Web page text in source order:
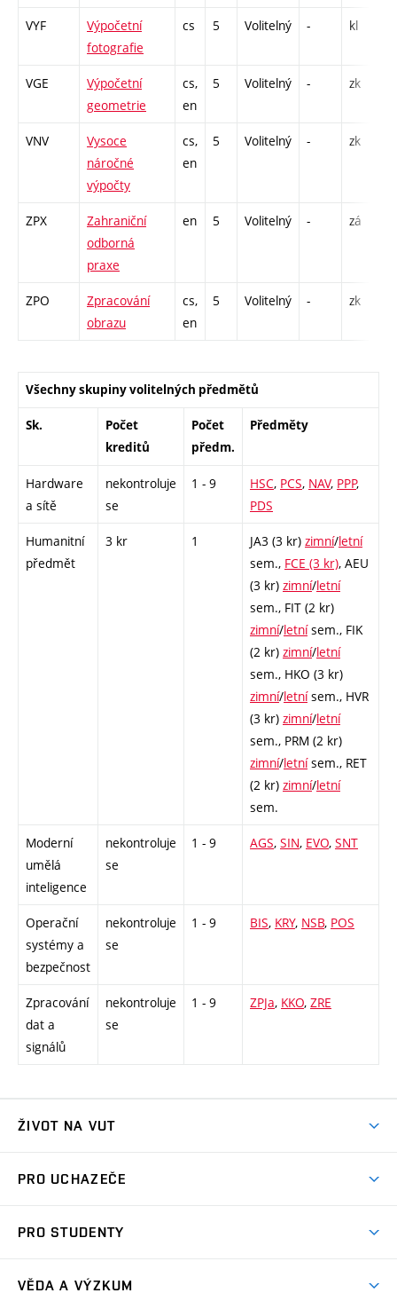
VYF
Výpočetní
fotografie
cs 5 Volitelný - kl
VGE
Výpočetní
geometrie
cs,
en
5 Volitelný - zk
VNV
Vysoce
náročné
výpočty
cs,
en
5 Volitelný - zk
ZPX
Zahraniční
odborná
praxe
en 5 Volitelný - zá
ZPO
Zpracování
obrazu
cs,
en
5 Volitelný - zk
Všechny skupiny volitelných předmětů
Sk.
Počet
kreditů
Počet
předm.
Předměty
Hardware
a sítě
nekontroluje
se
1 - 9 HSC, PCS, NAV, PPP,
PDS
Humanitní
předmět
3 kr 1 JA3 (3 kr) zimní/letní
sem., FCE (3 kr), AEU
(3 kr) zimní/letní
sem., FIT (2 kr)
zimní/letnísem., FIK
(2 kr) zimní/letní
sem., HKO (3 kr)
zimní/letnísem., HVR
(3 kr) zimní/letní
sem., PRM (2 kr)
zimní/letnísem., RET
(2 kr) zimní/letní
sem.
Moderní
umělá
inteligence
nekontroluje
se
1 - 9 AGS, SIN, EVO, SNT
Operační
systémy a
bezpečnost
nekontroluje
se
1 - 9 BIS, KRY, NSB, POS
Zpracování
dat a
signálů
nekontroluje
se
1 - 9 ZPJa, KKO, ZRE
ŽIVOT NA VUT
Koleje
Sport na VUT
PRO UCHAZEČE
Dny otevřených dveří
PRO STUDENTY
VĚDA A VÝZKUM